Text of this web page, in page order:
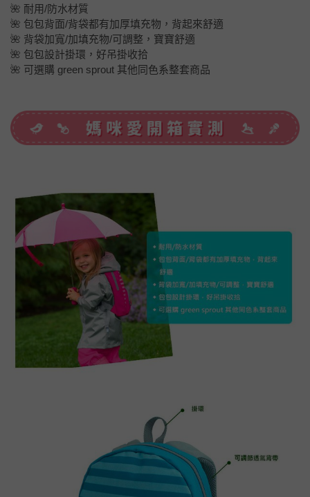
🌺 耐用/防水材質
🌺 包包背面/背袋都有加厚填充物，背起來舒適
🌺 背袋加寬/加填充物/可調整，寶寶舒適
🌺 包包設計掛環，好吊掛收拾
🌺 可選購 green sprout 其他同色系整套商品